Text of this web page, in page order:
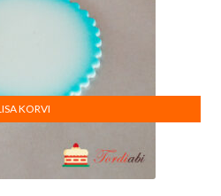
KORVI